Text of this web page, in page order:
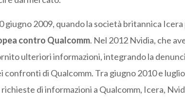
giugno 2009, quando la società britannica
contro Qualcomm. Nel 2012 Nvidia, che
ulteriori informazioni, integrando la
confronti di Qualcomm. Tra giugno 2010 e
di informazioni a Qualcomm, Icera,